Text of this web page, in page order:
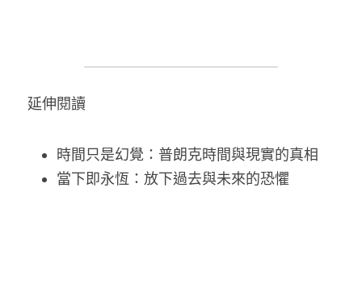
延伸閱讀
時間只是幻覺：普朗克時間與現實的真相
當下即永恆：放下過去與未來的恐懼